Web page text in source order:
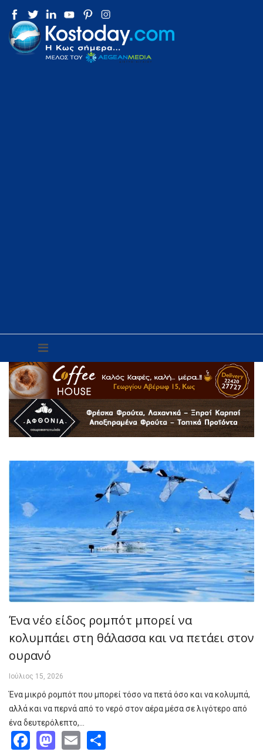
Ένα νέο είδος ρομπότ μπορεί να
κολυμπάει στη θάλασσα και να πετάει στον
ουρανό
Ιούλιος 15, 2026
Ένα μικρό ρομπότ που μπορεί τόσο να πετά όσο και να κολυμπά,
αλλά και να περνά από το νερό στον αέρα μέσα σε λιγότερο από
ένα δευτερόλεπτο,…
Facebook
Mastodon
Email